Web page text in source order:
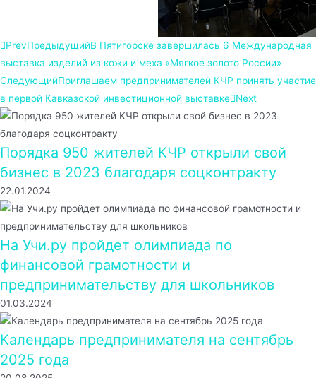
PrevПредыдущийВ Пятигорске завершилась 6 Международная
выставка изделий из кожи и меха «Мягкое золото России»
СледующийПриглашаем предпринимателей КЧР принять участие
в первой Кавказской инвестиционной выставке Next
Порядка 950 жителей КЧР открыли свой
бизнес в 2023 благодаря соцконтракту
22.01.2024
На Учи.ру пройдет олимпиада по
финансовой грамотности и
предпринимательству для школьников
01.03.2024
Календарь предпринимателя на сентябрь
2025 года